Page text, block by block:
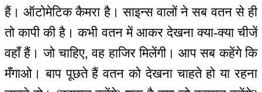
हैं। ऑटोमेटिक कैमरा है। साइन्स वालों ने सब वतन से ही
तो कापी की है। कभी वतन में आकर देखना क्या-क्या चीजें
वहाँ हैं। जो चाहिए, वह हाजिर मिलेंगी। आप सब कहेंगे कि
मँगाओ। बाप पूछते हैं वतन को देखना चाहते हो या रहना